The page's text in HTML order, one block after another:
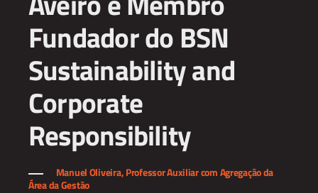
Fundador do BSN
Sustainability and
Corporate
Responsibility
Manuel Oliveira, Professor Auxiliar com Agregação da
Área da Gestão